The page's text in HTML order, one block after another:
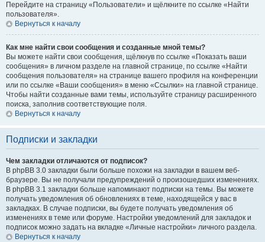
Перейдите на страницу «Пользователи» и щёлкните по ссылке «Найти
пользователя».
Вернуться к началу
Как мне найти свои сообщения и созданные мной темы?
Вы можете найти свои сообщения, щёлкнув по ссылке «Показать ваши
сообщения» в личном разделе на главной странице, по ссылке «Найти
сообщения пользователя» на странице вашего профиля на конференции
или по ссылке «Ваши сообщения» в меню «Ссылки» на главной странице.
Чтобы найти созданные вами темы, используйте страницу расширенного
поиска, заполнив соответствующие поля.
Вернуться к началу
Подписки и закладки
Чем закладки отличаются от подписок?
В phpBB 3.0 закладки были больше похожи на закладки в вашем веб-
браузере. Вы не получали предупреждений о произошедших изменениях.
В phpBB 3.1 закладки больше напоминают подписки на темы. Вы можете
получать уведомления об обновлениях в теме, находящейся у вас в
закладках. В случае подписки, вы будете получать уведомления об
изменениях в теме или форуме. Настройки уведомлений для закладок и
подписок можно задать на вкладке «Личные настройки» личного раздела.
Вернуться к началу